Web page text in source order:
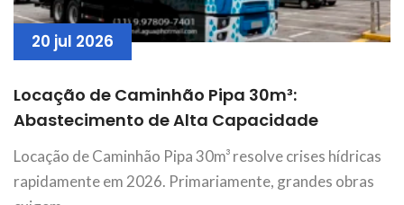
20 jul 2026
Locação de Caminhão Pipa 30m³:
Abastecimento de Alta Capacidade
Locação de Caminhão Pipa 30m³ resolve crises hídricas
rapidamente em 2026. Primariamente, grandes obras